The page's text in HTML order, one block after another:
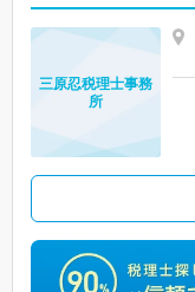
三原忍税理士事務
所